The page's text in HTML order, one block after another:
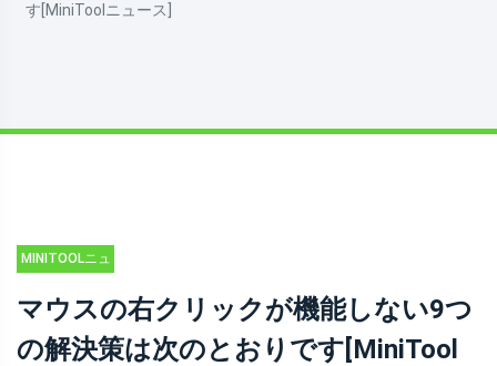
す[MiniToolニュース]
MINITOOLニュ
マウスの右クリックが機能しない9つ
の解決策は次のとおりです[MiniTool